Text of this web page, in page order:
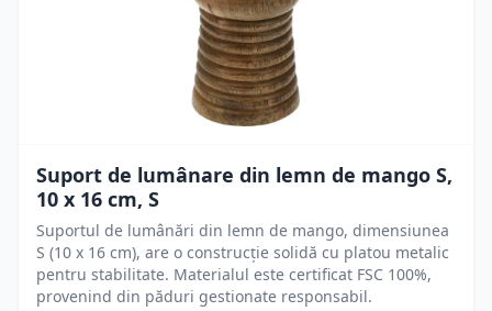
Suport de lumânare din lemn de mango S,
10 x 16 cm, S
Suportul de lumânări din lemn de mango, dimensiunea
S (10 x 16 cm), are o construcție solidă cu platou metalic
pentru stabilitate. Materialul este certificat FSC 100%,
provenind din păduri gestionate responsabil.